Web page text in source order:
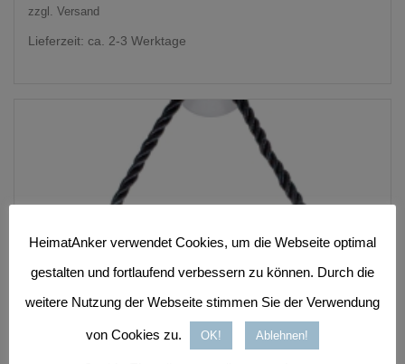
zzgl. Versand
Lieferzeit: ca. 2-3 Werktage
HeimatAnker verwendet Cookies, um die Webseite optimal
gestalten und fortlaufend verbessern zu können. Durch die
weitere Nutzung der Webseite stimmen Sie der Verwendung
von Cookies zu. OK! Ablehnen!